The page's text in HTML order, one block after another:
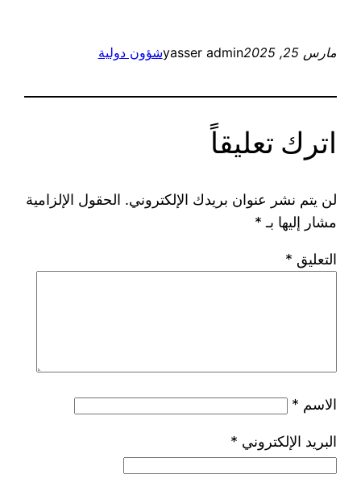
مارس 25, 2025 yasser adminشؤون دولية
اترك تعليقاً
لن يتم نشر عنوان بريدك الإلكتروني. الحقول الإلزامية
مشار إليها بـ *
التعليق *
الاسم *
البريد الإلكتروني *